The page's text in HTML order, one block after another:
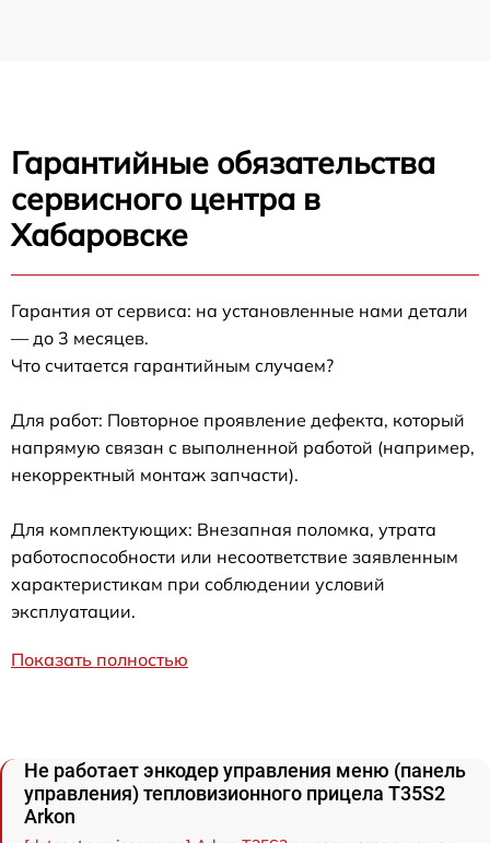
Гарантийные обязательства
сервисного центра в
Хабаровске
Гарантия от сервиса: на установленные нами детали
— до 3 месяцев.
Что считается гарантийным случаем?
Для работ: Повторное проявление дефекта, который
напрямую связан с выполненной работой (например,
некорректный монтаж запчасти).
Для комплектующих: Внезапная поломка, утрата
работоспособности или несоответствие заявленным
характеристикам при соблюдении условий
эксплуатации.
Показать полностью
Не работает энкодер управления меню (панель
управления) тепловизионного прицела T35S2
Arkon